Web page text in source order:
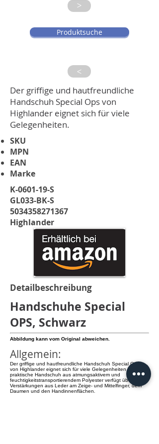
>
Produktsuche
>
Der griffige und hautfreundliche
Handschuh Special Ops von
Highlander eignet sich für viele
Gelegenheiten.
K-0601-19-S
GL033-BK-S
5034358271367
Highlander
Detailbeschreibung
Handschuhe Special
OPS, Schwarz
Abbildung kann vom Original abweichen.
Allgemein:
Der griffige und hautfreundliche Handschuh Special Ops
von Highlander eignet sich für viele Gelegenheiten. Der
praktische Handschuh aus atmungsaktivem und
feuchtigkeitstransportierendem Polyester verfügt über
Verstärkungen aus Leder am Zeige- und Mittelfinger, dem
Daumen und den Handinnenflächen.
SKU
MPN
EAN
Marke